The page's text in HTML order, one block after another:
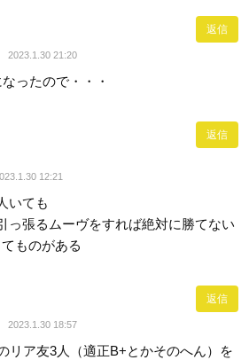
返信
2023.1.30 21:20
ったので・・・
返信
12:21
いても
っ張るムーヴをすれば絶対に勝てない
ものがある
返信
2023.1.30 18:57
リア友3人（適正B+とかそのへん）を